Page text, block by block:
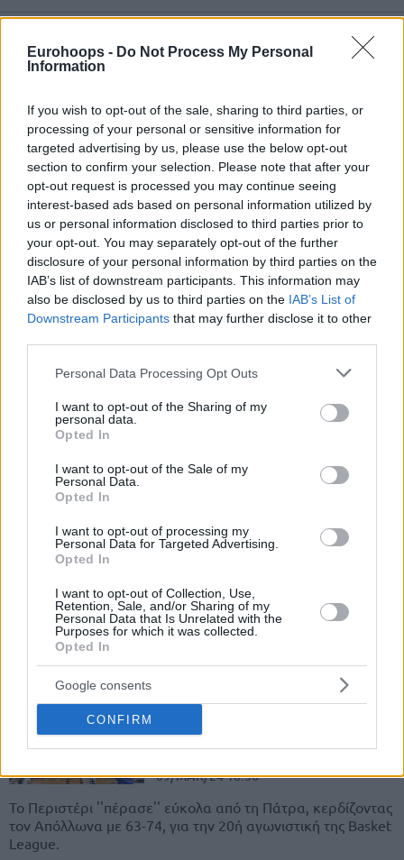
Eurohoops - Do Not Process My Personal
Information
If you wish to opt-out of the sale, sharing to third parties, or
processing of your personal or sensitive information for
targeted advertising by us, please use the below opt-out
section to confirm your selection. Please note that after your
opt-out request is processed you may continue seeing
interest-based ads based on personal information utilized by
us or personal information disclosed to third parties prior to
your opt-out. You may separately opt-out of the further
disclosure of your personal information by third parties on the
IAB’s list of downstream participants. This information may
also be disclosed by us to third parties on the IAB’s List of
Downstream Participants that may further disclose it to other
Please note that this website/app uses one or more Google
not limited to your visit or usage behaviour. You may click to
grant or deny consent to Google and its third-party tags to
use your data for below specified purposes in below Google
consent section.
Personal Data Processing Opt Outs
I want to opt-out of the Sharing of my
personal data.
Opted In
I want to opt-out of the Sale of my
Personal Data.
Opted In
I want to opt-out of processing my
Personal Data for Targeted Advertising.
Opted In
I want to opt-out of Collection, Use,
Retention, Sale, and/or Sharing of my
Personal Data that Is Unrelated with the
Purposes for which it was collected.
Opted In
Google consents
CONFIRM
ΠΑΟΚ: Νίκησε (ξανά) μετά από
56 μέρες τον Απόλλωνα και τον
Ο μισός Απόλλων Πάτρας των επτά ουσιαστικά παικτών,
ήθελε "διπλό" στην Πυλαία για να ελπίζει. Αυτό δεν ήρθε
(87-63...
Stoiximan Basket League: Έκτος
o Κολοσσός, τα γκρουπ του
τρίτου γύρου!
24/MAR/24 21:27
Η ΑΕΚ περίμενε ευχάριστα μαντάτα από τον έτερο
"Δικέφαλο" ΠΑΟΚ στην Καρδίτσα, αυτά δεν ήρθαν κι έτσι
Ολυμπιακός: Άνετα τον
καταιγίδα
Χωρίς να ζοριστεί τούτη τη φορά, ο Ολυμπιακός πέρασε
σαν... σίφουνας από την Πάτρα (63-93 τον ουραγό
Απόλλωνα) και...
Λαύριο: Πήρε τη ρεβάνς απ’ τον
17/MAR/24 21:08
Το Λαύριο έκανε τη διαφορά στην
τέταρτη περίοδο, κέρδισε τον
τρίτη θέση, κέρδισε και τον
Απόλλωνα στη Πάτρα
09/MAR/24 18:56
Το Περιστέρι ''πέρασε'' εύκολα από τη Πάτρα, κερδίζοντας
τον Απόλλωνα με 63-74, για την 20ή αγωνιστική της Basket
League.